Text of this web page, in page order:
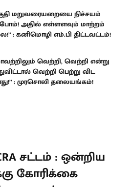
மறுவரையறையை நிச்சயம்
அதில் எள்ளளவும் மாற்றம்
: கனிமொழி எம்.பி திட்டவட்டம்!
வெற்றி, வெற்றி என்று
வெற்றி பெற்று விட
: முரசொலி தலையங்கம்!
சட்டம் : ஒன்றிய
கோரிக்கை